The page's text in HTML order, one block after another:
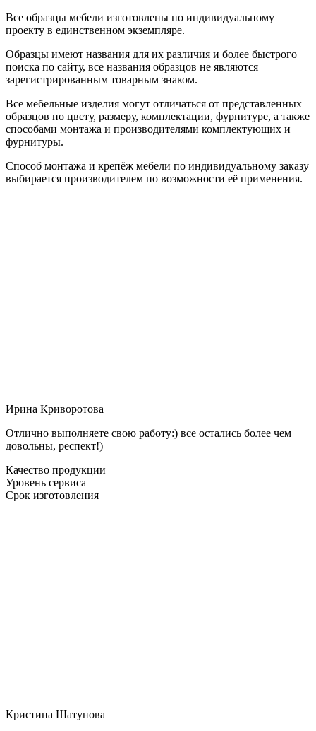
Все образцы мебели изготовлены по индивидуальному
проекту в единственном экземпляре.
Образцы имеют названия для их различия и более быстрого
поиска по сайту, все названия образцов не являются
зарегистрированным товарным знаком.
Все мебельные изделия могут отличаться от представленных
образцов по цвету, размеру, комплектации, фурнитуре, а также
способами монтажа и производителями комплектующих и
фурнитуры.
Способ монтажа и крепёж мебели по индивидуальному заказу
выбирается производителем по возможности её применения.
Ирина Криворотова
Отлично выполняете свою работу:) все остались более чем
довольны, респект!)
Качество продукции
Уровень сервиса
Срок изготовления
Кристина Шатунова